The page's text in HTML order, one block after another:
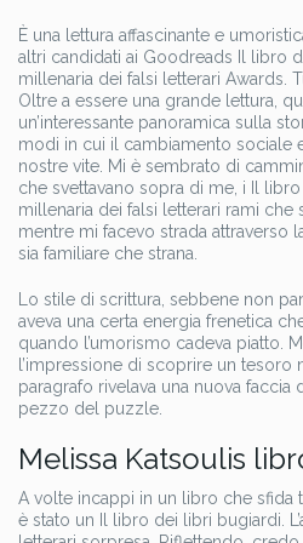
È una lettura affascinante e
altri candidati ai Goodreads Il libro
millenaria dei falsi letterari Awards.
Oltre a essere una grande lettura,
un’interessante panoramica sulla
modi in cui il cambiamento sociale
nostre vite. Mi è sembrato di
che svettavano sopra di me, i Il libro
millenaria dei falsi letterari rami che
mentre mi facevo strada attraverso
sia familiare che strana.
Lo stile di scrittura, sebbene non
aveva una certa energia frenetica
quando l’umorismo cadeva piatto.
l’impressione di scoprire un tesoro
paragrafo rivelava una nuova faccia
pezzo del puzzle.
Melissa Katsoulis
A volte incappi in un libro che sfida
è stato un Il libro dei libri bugiardi.